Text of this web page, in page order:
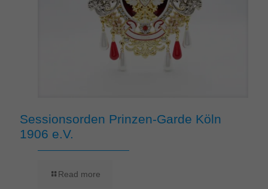
Sessionsorden Prinzen-Garde Köln
1906 e.V.
Read more